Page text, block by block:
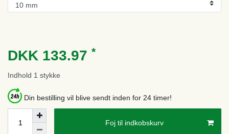
DKK 133.97 *
Indhold 1 stykke
Din bestilling vil blive sendt inden for 24 timer!
Foj til indkobskurv